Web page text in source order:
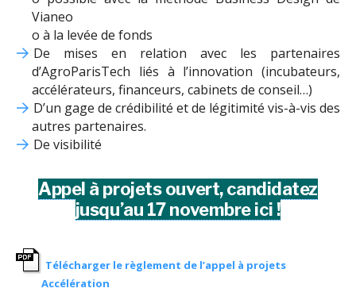
Vianeo
o à la levée de fonds
De mises en relation avec les partenaires
d’AgroParisTech liés à l’innovation (incubateurs,
accélérateurs, financeurs, cabinets de conseil…)
D’un gage de crédibilité et de légitimité vis-à-vis des
autres partenaires.
De visibilité
Appel à projets ouvert, candidatez
jusqu’au 17 novembre ici !
Télécharger le règlement de l’appel à projets
Accélération